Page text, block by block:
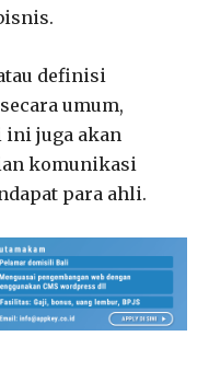
definisi
umum,
ini juga akan
komunikasi
para ahli.